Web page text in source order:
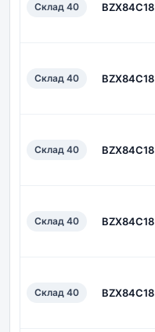
Склад 40 BZX84C18
Склад 40 BZX84C18
Склад 40 BZX84C18
Склад 40 BZX84C18
Склад 40 BZX84C18